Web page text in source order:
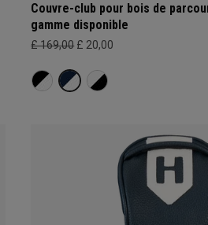
Couvre-club pour bois de
gamme disponible
£ 169,00 £ 20,00